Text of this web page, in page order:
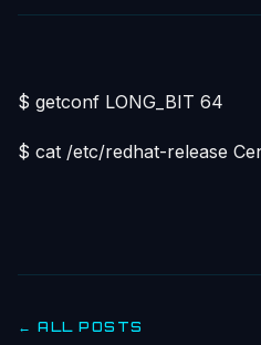
$ getconf LONG_BIT 64
$ cat /etc/redhat-release
← ALL POSTS